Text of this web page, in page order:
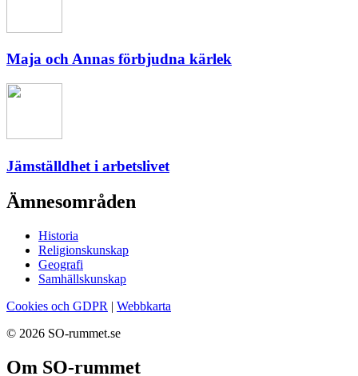
Maja och Annas förbjudna kärlek
Jämställdhet i arbetslivet
Ämnesområden
Historia
Religionskunskap
Geografi
Samhällskunskap
Cookies och GDPR | Webbkarta
© 2026 SO-rummet.se
Om SO-rummet